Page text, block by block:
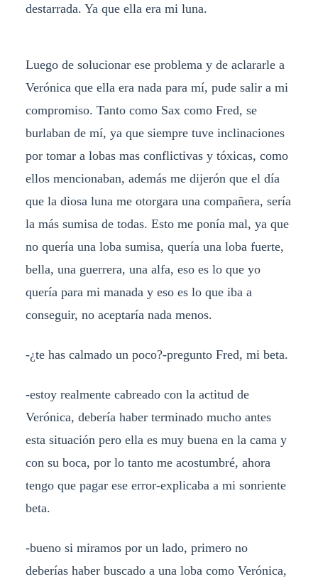
destarrada. Ya que ella era mi luna.
Luego de solucionar ese problema y de aclararle a
Verónica que ella era nada para mí, pude salir a mi
compromiso. Tanto como Sax como Fred, se
burlaban de mí, ya que siempre tuve inclinaciones
por tomar a lobas mas conflictivas y tóxicas, como
ellos mencionaban, además me dijerón que el día
que la diosa luna me otorgara una compañera, sería
la más sumisa de todas. Esto me ponía mal, ya que
no quería una loba sumisa, quería una loba fuerte,
bella, una guerrera, una alfa, eso es lo que yo
quería para mi manada y eso es lo que iba a
conseguir, no aceptaría nada menos.
-¿te has calmado un poco?-pregunto Fred, mi beta.
-estoy realmente cabreado con la actitud de
Verónica, debería haber terminado mucho antes
esta situación pero ella es muy buena en la cama y
con su boca, por lo tanto me acostumbré, ahora
tengo que pagar ese error-explicaba a mi sonriente
beta.
-bueno si miramos por un lado, primero no
deberías haber buscado a una loba como Verónica,